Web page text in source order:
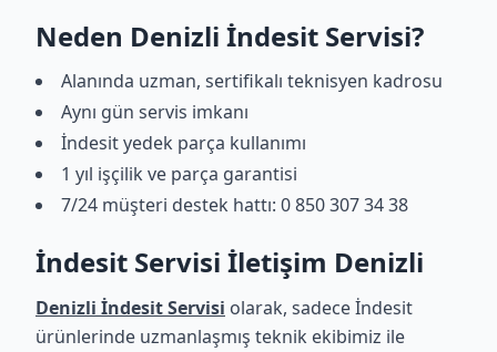
Neden Denizli İndesit Servisi?
Alanında uzman, sertifikalı teknisyen kadrosu
Aynı gün servis imkanı
İndesit yedek parça kullanımı
1 yıl işçilik ve parça garantisi
7/24 müşteri destek hattı: 0 850 307 34 38
İndesit Servisi İletişim Denizli
Denizli İndesit Servisi olarak, sadece İndesit
ürünlerinde uzmanlaşmış teknik ekibimiz ile